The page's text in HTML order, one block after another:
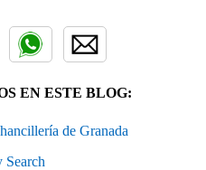
EN ESTE BLOG:
de Granada
Search